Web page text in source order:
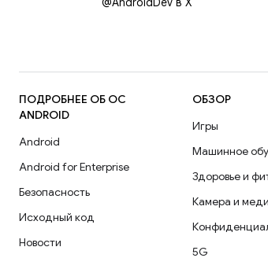
ПОДРОБНЕЕ ОБ ОС
ANDROID
Android
Android for Enterprise
Безопасность
Исходный код
Новости
ОБЗОР
Игры
Машинное
Здоровье и
Камера и
5G